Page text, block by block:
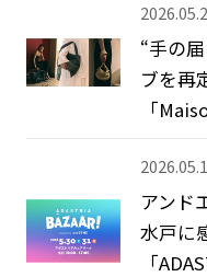
“手の
ブを再
「
アンド
水戸に
「